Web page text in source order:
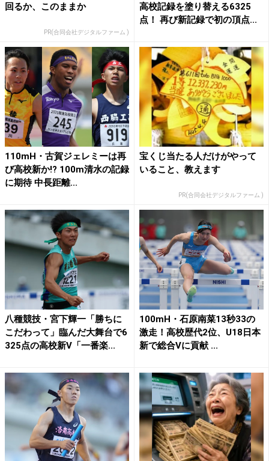
回るか、このままか
PR(合同会社デジタルファーム )
高校記録を塗り替える6325
点！ 再び新記録で初の頂点...
110mH・古賀ジェレミーは再
び高校新か!? 100m清水の記録
に期待 中長距離...
宝くじ当たる人だけがやって
いること、教えます
PR(合同会社デジタルファーム )
八種競技・宮下輝一「勝ちに
こだわって」臨んだ大舞台で6
325点の高校新V「一番楽...
100mH・石原南菜13秒33の
激走！高校歴代2位、U18日本
新で総合Vに貢献 ...